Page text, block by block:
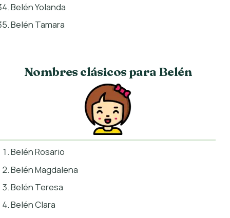
Belén Yolanda
Belén Tamara
Nombres clásicos para Belén
Belén Rosario
Belén Magdalena
Belén Teresa
Belén Clara